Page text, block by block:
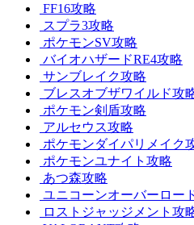
FF16攻略
スプラ3攻略
ポケモンSV攻略
バイオハザードRE4攻略
サンブレイク攻略
ブレスオブザワイルド攻
ポケモン剣盾攻略
アルセウス攻略
ポケモンダイパリメイク
ポケモンユナイト攻略
あつ森攻略
ユニコーンオーバーロー
ロストジャッジメント攻